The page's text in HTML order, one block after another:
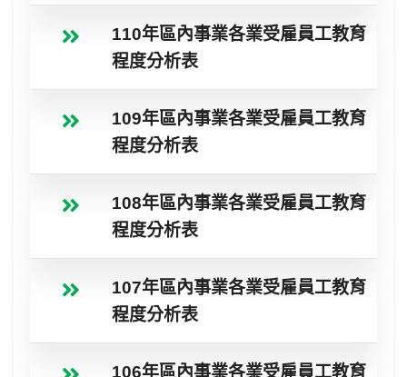
110年區內事業各業受雇員工教育
程度分析表
109年區內事業各業受雇員工教育
程度分析表
108年區內事業各業受雇員工教育
程度分析表
107年區內事業各業受雇員工教育
程度分析表
106年區內事業各業受雇員工教育